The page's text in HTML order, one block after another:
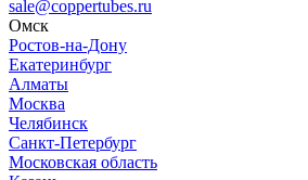
sale@coppertubes.ru
Омск
Ростов-на-Дону
Екатеринбург
Алматы
Москва
Челябинск
Санкт-Петербург
Московская область